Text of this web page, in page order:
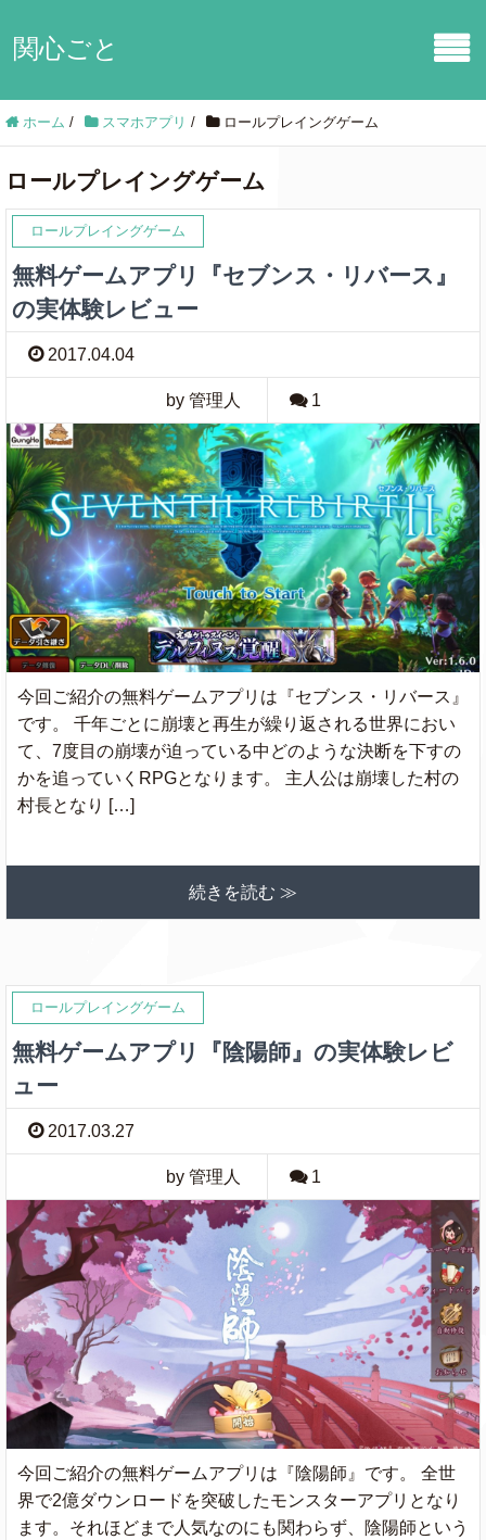
関心ごと
ホーム / スマホアプリ / ロールプレイングゲーム
ロールプレイングゲーム
ロールプレイングゲーム
無料ゲームアプリ『セブンス・リバース』
の実体験レビュー
2017.04.04
by 管理人 1
今回ご紹介の無料ゲームアプリは『セブンス・リバース』
です。 千年ごとに崩壊と再生が繰り返される世界におい
て、7度目の崩壊が迫っている中どのような決断を下すの
かを追っていくRPGとなります。 主人公は崩壊した村の
村長となり […]
続きを読む ≫
ロールプレイングゲーム
無料ゲームアプリ『陰陽師』の実体験レビ
ュー
2017.03.27
by 管理人 1
今回ご紹介の無料ゲームアプリは『陰陽師』です。 全世
界で2億ダウンロードを突破したモンスターアプリとなり
ます。それほどまで人気なのにも関わらず、陰陽師という